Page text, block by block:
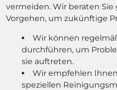
vermeiden. Wir beraten
Vorgehen, um zukünftige
Wir können
durchführen, um
sie auftreten.
Wir empfehlen
speziellen